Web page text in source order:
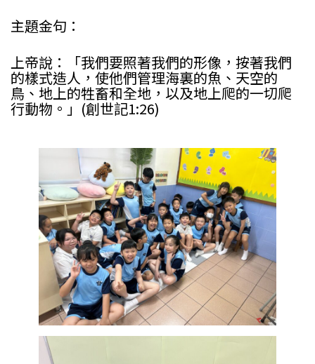
主題金句：
上帝說：「我們要照著我們的形像，按著我們
的樣式造人，使他們管理海裏的魚、天空的
鳥、地上的牲畜和全地，以及地上爬的一切爬
行動物。」(創世記1:26)